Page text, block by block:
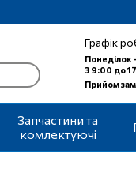
Графік
Понеділок
З 9:00 до
Прийом
Запчастини та
комлектуючі